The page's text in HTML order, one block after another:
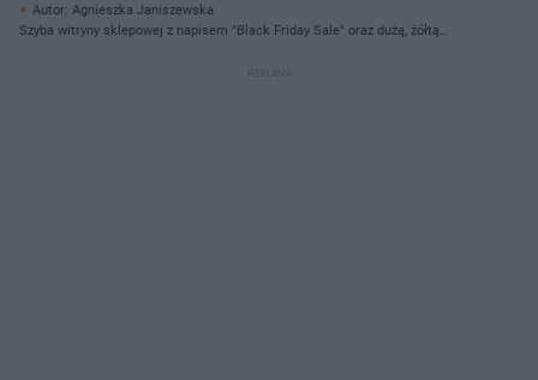
Autor: Agnieszka Janiszewska
Szyba witryny sklepowej z napisem "Black Friday Sale" oraz dużą, żółtą
manekinami i klientami. O oszustwach w Black Friday przeczytasz na Super